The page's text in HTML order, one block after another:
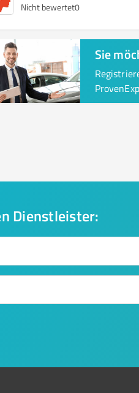
Nicht bewertet0
Sie
Dienstleister: